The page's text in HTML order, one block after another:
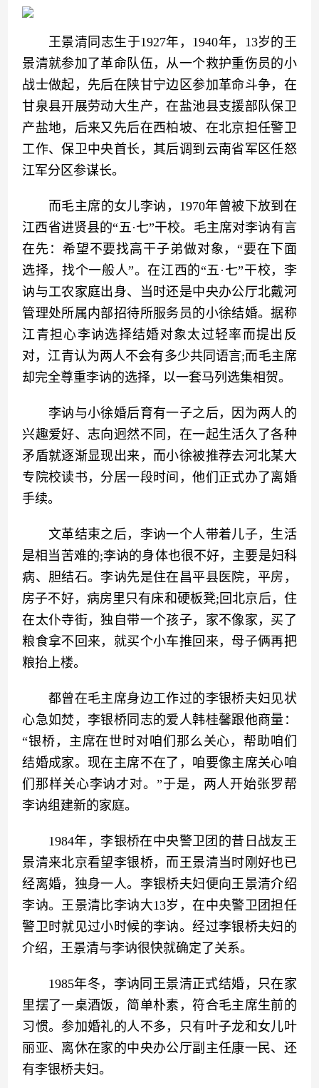
王景清同志生于1927年，1940年，13岁的王
景清就参加了革命队伍，从一个救护重伤员的小
战士做起，先后在陕甘宁边区参加革命斗争，在
甘泉县开展劳动大生产，在盐池县支援部队保卫
产盐地，后来又先后在西柏坡、在北京担任警卫
工作、保卫中央首长，其后调到云南省军区任怒
江军分区参谋长。
而毛主席的女儿李讷，1970年曾被下放到在
江西省进贤县的“五·七”干校。毛主席对李讷有言
在先：希望不要找高干子弟做对象，“要在下面
选择，找个一般人”。在江西的“五·七”干校，李
讷与工农家庭出身、当时还是中央办公厅北戴河
管理处所属内部招待所服务员的小徐结婚。据称
江青担心李讷选择结婚对象太过轻率而提出反
对，江青认为两人不会有多少共同语言;而毛主席
却完全尊重李讷的选择，以一套马列选集相贺。
李讷与小徐婚后育有一子之后，因为两人的
兴趣爱好、志向迥然不同，在一起生活久了各种
矛盾就逐渐显现出来，而小徐被推荐去河北某大
专院校读书，分居一段时间，他们正式办了离婚
手续。
文革结束之后，李讷一个人带着儿子，生活
是相当苦难的;李讷的身体也很不好，主要是妇科
病、胆结石。李讷先是住在昌平县医院，平房，
房子不好，病房里只有床和硬板凳;回北京后，住
在太仆寺街，独自带一个孩子，家不像家，买了
粮食拿不回来，就买个小车推回来，母子俩再把
粮抬上楼。
都曾在毛主席身边工作过的李银桥夫妇见状
心急如焚，李银桥同志的爱人韩桂馨跟他商量：
“银桥，主席在世时对咱们那么关心，帮助咱们
结婚成家。现在主席不在了，咱要像主席关心咱
们那样关心李讷才对。”于是，两人开始张罗帮
李讷组建新的家庭。
1984年，李银桥在中央警卫团的昔日战友王
景清来北京看望李银桥，而王景清当时刚好也已
经离婚，独身一人。李银桥夫妇便向王景清介绍
李讷。王景清比李讷大13岁，在中央警卫团担任
警卫时就见过小时候的李讷。经过李银桥夫妇的
介绍，王景清与李讷很快就确定了关系。
1985年冬，李讷同王景清正式结婚，只在家
里摆了一桌酒饭，简单朴素，符合毛主席生前的
习惯。参加婚礼的人不多，只有叶子龙和女儿叶
丽亚、离休在家的中央办公厅副主任康一民、还
有李银桥夫妇。